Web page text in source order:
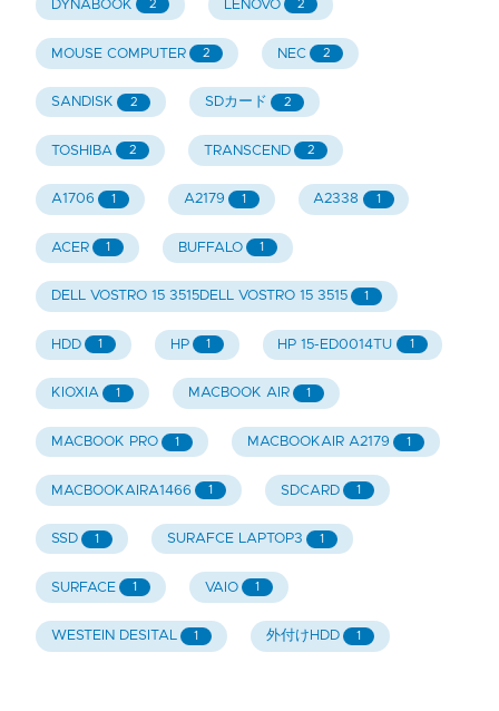
DYNABOOK 2 LENOVO 2
MOUSE COMPUTER 2 NEC 2
SANDISK 2 SDカード 2
TOSHIBA 2 TRANSCEND 2
A1706 1 A2179 1 A2338 1
ACER 1 BUFFALO 1
DELL VOSTRO 15 3515DELL VOSTRO 15 3515 1
HDD 1 HP 1 HP 15-ED0014TU 1
KIOXIA 1 MACBOOK AIR 1
MACBOOK PRO 1 MACBOOKAIR A2179 1
MACBOOKAIRA1466 1 SDCARD 1
SSD 1 SURAFCE LAPTOP3 1
SURFACE 1 VAIO 1
WESTEIN DESITAL 1 外付けHDD 1